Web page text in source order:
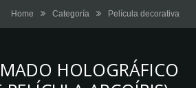
Home Categoría Película decorativa
HOLOGRÁFICO